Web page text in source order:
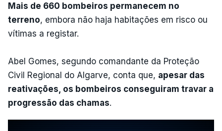
Mais de 660 bombeiros permanecem no
terreno, embora não haja habitações em risco ou
vítimas a registar.
Abel Gomes, segundo comandante da Proteção
Civil Regional do Algarve, conta que, apesar das
reativações, os bombeiros conseguiram travar a
progressão das chamas.